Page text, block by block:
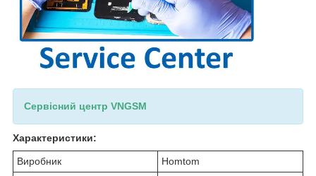
Сервісний центр VNGSM
Характеристики:
Виробник
Homtom